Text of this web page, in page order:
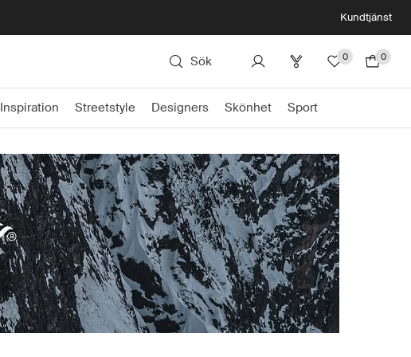
Kundtjänst
Sök 0 0
Inspiration Streetstyle Designers Skönhet Sport